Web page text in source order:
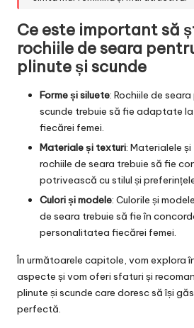
Ce este important să
rochiile de seara
plinute și scunde
Forme și siluete: Rochiile de
scunde trebuie să fie adaptate
fiecărei femei.
Materiale și texturi: Materialele
rochiile de seara trebuie să fie
potrivească cu stilul și
Culori și modele: Culorile și
de seara trebuie să fie în
personalitatea fiecărei femei.
În următoarele capitole, vom explora
aspecte și vom oferi sfaturi și
plinute și scunde care doresc să își
perfectă.